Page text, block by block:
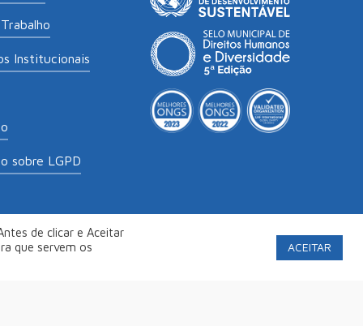
Institucionais
sobre LGPD
. Política de Privacidade
de clicar e Aceitar
que servem os
ACEITAR